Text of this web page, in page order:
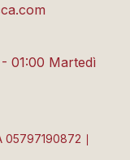
01:00 Martedì
05797190872 ∣